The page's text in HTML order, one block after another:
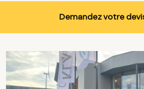
Demandez votre